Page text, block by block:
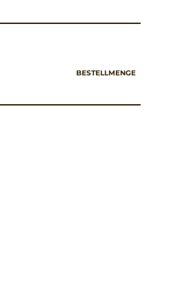
BESTELLMENGE